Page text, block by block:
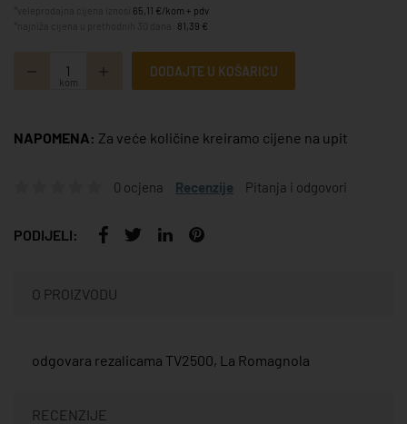
65,11 €/kom + pdv
81,39 €
kom
DODAJTE U KOŠARICU
NAPOMENA: Za veće količine kreiramo cijene na upit
0 ocjena Recenzije Pitanja i odgovori
PODIJELI:
O PROIZVODU
odgovara rezalicama TV2500, La Romagnola
RECENZIJE